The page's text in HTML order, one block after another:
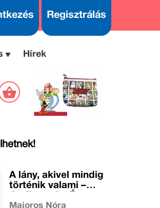
Regisztrálás
Hírek
A lány, akivel mindig
történik valami –
Majoros Nóra